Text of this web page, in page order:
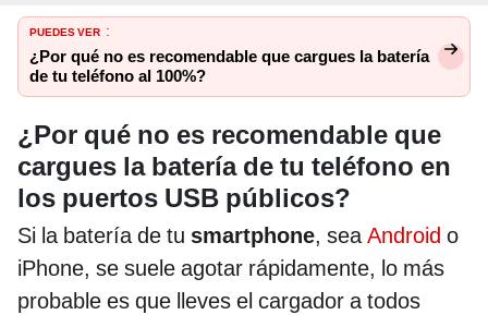
PUEDES VER :
¿Por qué no es recomendable que cargues la batería
de tu teléfono al 100%?
¿Por qué no es recomendable que
cargues la batería de tu teléfono en
los puertos USB públicos?
Si la batería de tu smartphone, seaAndroid o
iPhone, se suele agotar rápidamente, lo más
probable es que lleves el cargador a todos